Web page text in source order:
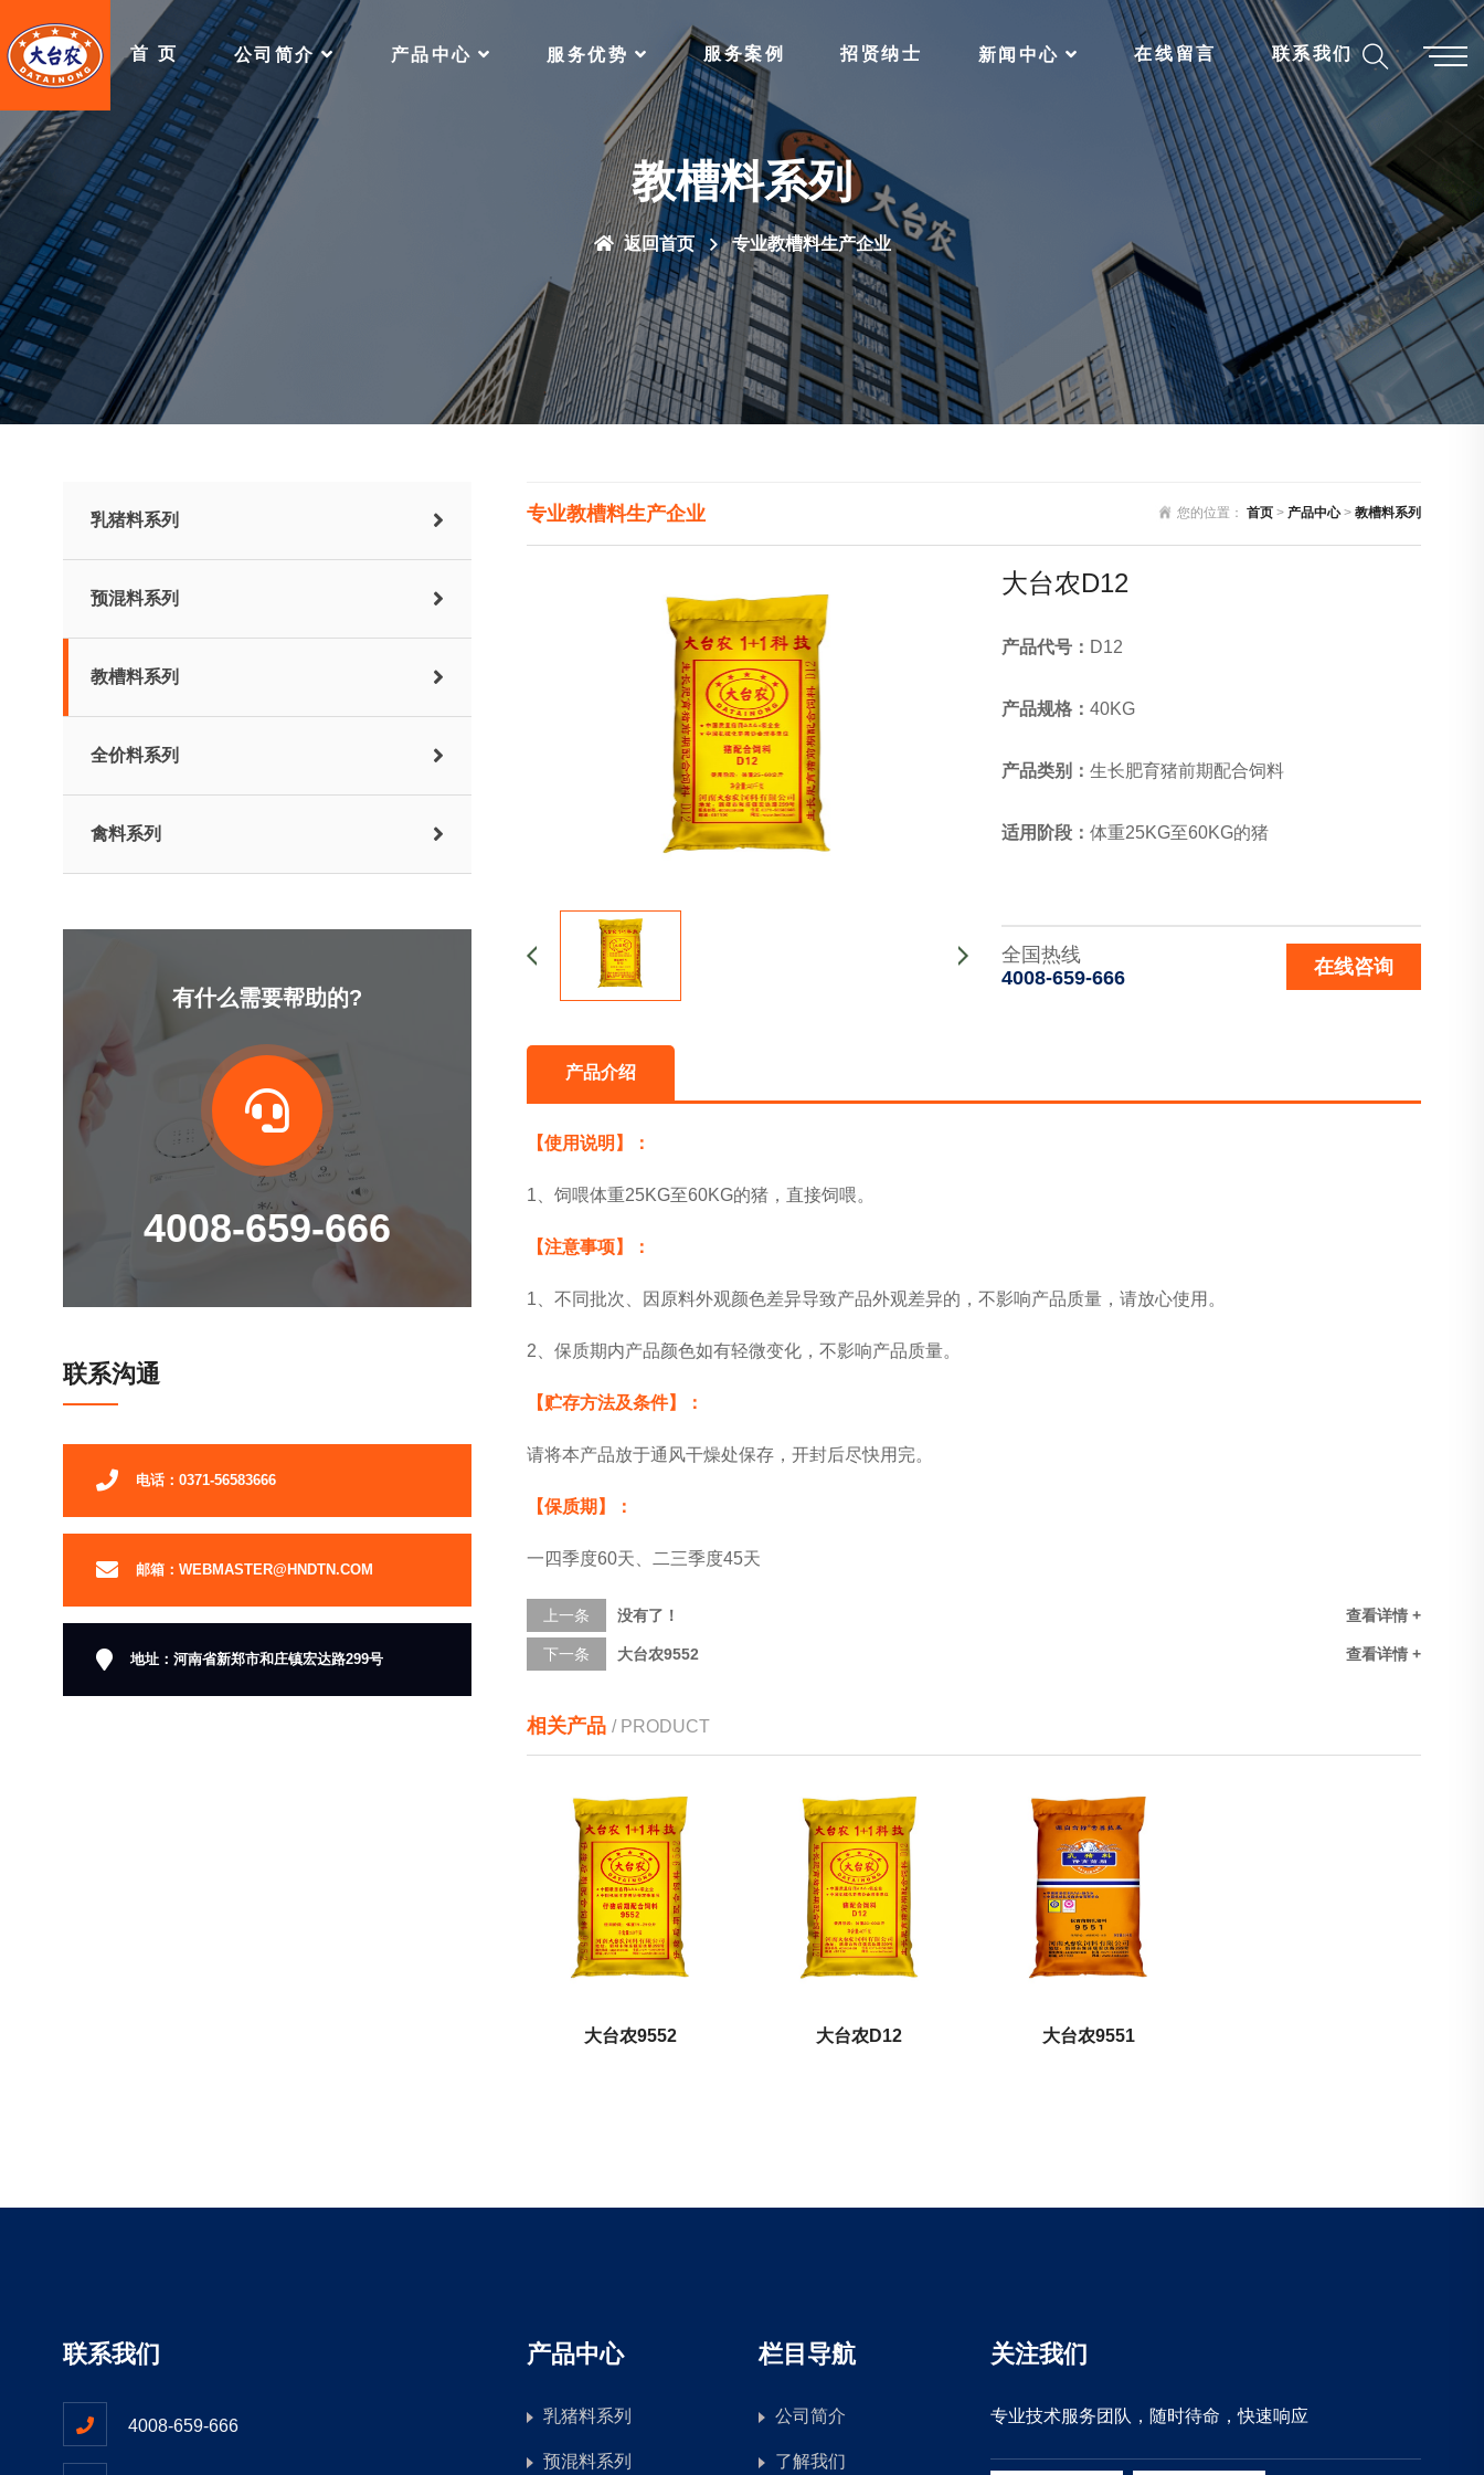
首 页 公司简介 产品中心 服务优势 服务案例 招贤纳士 新闻中心 在线留言 联系我们
教槽料系列
返回首页 专业教槽料生产企业
乳猪料系列
预混料系列
教槽料系列
全价料系列
禽料系列
有什么需要帮助的?
4008-659-666
联系沟通
电话：0371-56583666
邮箱：WEBMASTER@HNDTN.COM
地址：河南省新郑市和庄镇宏达路299号
您的位置： 首页 > 产品中心> 教槽料系列
专业教槽料生产企业
大台农D12
产品代号： D12
产品规格： 40KG
产品类别： 生长肥育猪前期配合饲料
适用阶段： 体重25KG至60KG的猪
在线咨询
全国热线
4008-659-666
产品介绍
【使用说明】：
1、饲喂体重25KG至60KG的猪，直接饲喂。
【注意事项】：
1、不同批次、因原料外观颜色差异导致产品外观差异的，不影响产品质量，请放心使用。
2、保质期内产品颜色如有轻微变化，不影响产品质量。
【贮存方法及条件】：
请将本产品放于通风干燥处保存，开封后尽快用完。
【保质期】：
一四季度60天、二三季度45天
上一条 没有了！ 查看详情 +
下一条 查看详情 +
大台农9552
相关产品 / PRODUCT
大台农9552 大台农D12 大台农9551
联系我们
4008-659-666
产品中心
乳猪料系列
预混料系列
栏目导航
公司简介
了解我们
关注我们
专业技术服务团队，随时待命，快速响应